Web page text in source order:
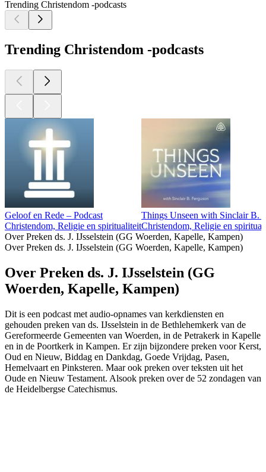
Trending Christendom -podcasts
Trending Christendom -podcasts
Geloof en Rede – Podcast
Christendom, Religie en spiritualiteit
Things Unseen with Sinclair B.
Christendom, Religie en
Over Preken ds. J. IJsselstein (GG Woerden, Kapelle, Kampen)
Over Preken ds. J. IJsselstein (GG Woerden, Kapelle, Kampen)
Over Preken ds. J. IJsselstein (GG
Woerden, Kapelle, Kampen)
Dit is een podcast met audio-opnames van kerkdiensten en
gehouden preken van ds. IJsselstein in de Bethlehemkerk van de
Gereformeerde Gemeenten van Woerden, in de Petrakerk in Kapelle
en in de Poortkerk in Kampen. Er zijn bijzondere preken voor Kerst,
Oud en Nieuw, Biddag en Dankdag, Goede Vrijdag, Pasen,
Hemelvaart en Pinksteren. Maar ook preken over teksten uit het
Oude en Nieuw Testament. Alsook preken over de 52 zondagen van
de Heidelbergse Catechismus.